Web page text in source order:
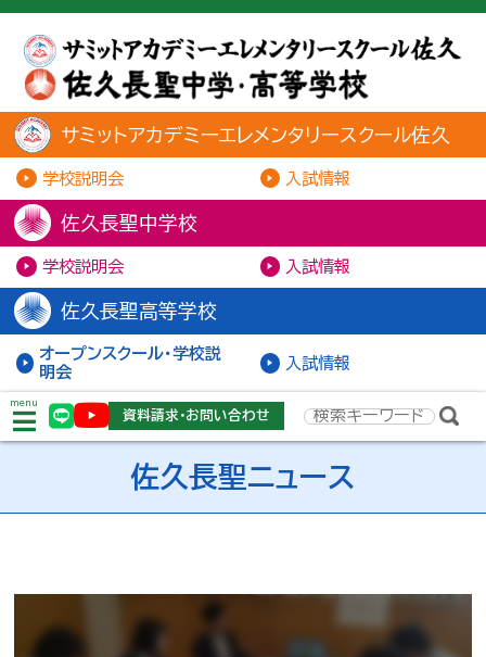
サミットアカデミーエレメンタリースクール佐久
学校説明会 入試情報
佐久長聖中学校
学校説明会 入試情報
佐久長聖高等学校
オープンスクール・学校説
明会
入試情報
menu
資料請求・お問い合わせ
佐久長聖ニュース